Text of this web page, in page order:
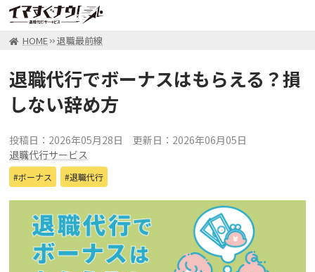
HOME 退職最前線
退職代行でボーナスはもらえる？損
しない辞め方
投稿日：2026年05月28日
更新日：2026年06月05日
退職代行サービス
ボーナス 退職代行